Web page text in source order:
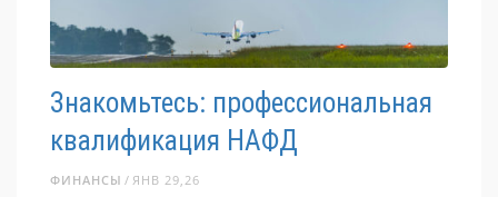
Знакомьтесь: профессиональная
квалификация НАФД
ЯНВ 29,26
ФИНАНСЫ